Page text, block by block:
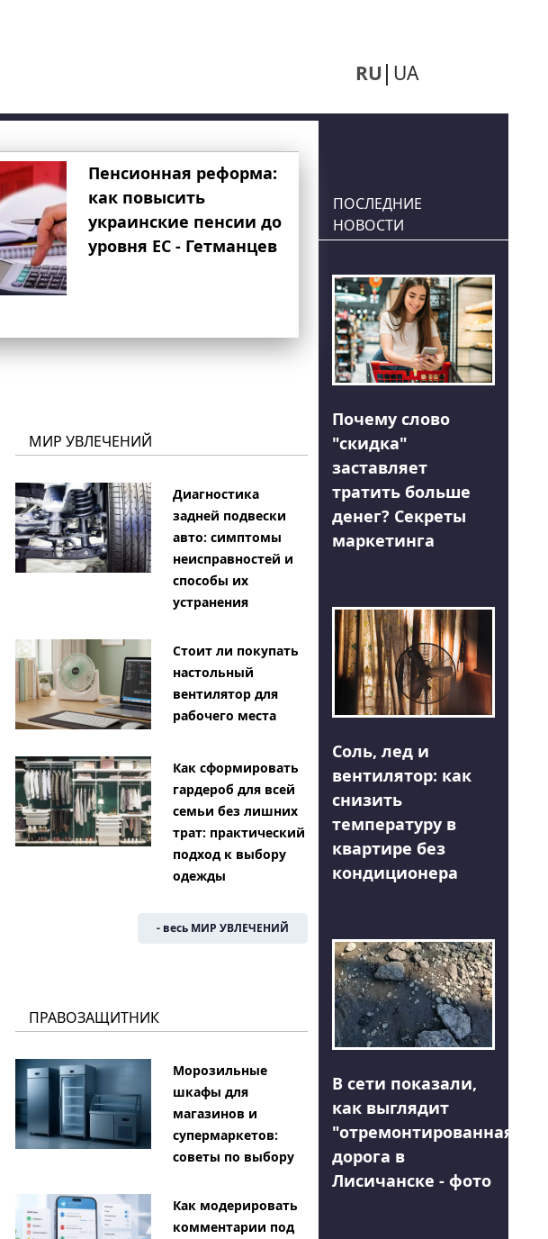
RU UA
Пенсионная реформа:
как повысить
украинские пенсии до
уровня ЕС - Гетманцев
МИР УВЛЕЧЕНИЙ
Диагностика
задней подвески
авто: симптомы
неисправностей и
способы их
устранения
Стоит ли покупать
настольный
вентилятор для
рабочего места
Как сформировать
гардероб для всей
семьи без лишних
трат: практический
подход к выбору
одежды
- весь МИР УВЛЕЧЕНИЙ
ПРАВОЗАЩИТНИК
Морозильные
шкафы для
магазинов и
супермаркетов:
советы по выбору
Как модерировать
комментарии под
ПОСЛЕДНИЕ
НОВОСТИ
Почему слово
"скидка"
заставляет
тратить больше
денег? Секреты
маркетинга
Соль, лед и
вентилятор: как
снизить
температуру в
квартире без
кондиционера
В сети показали,
как выглядит
"отремонтированная"
дорога в
Лисичанске - фото